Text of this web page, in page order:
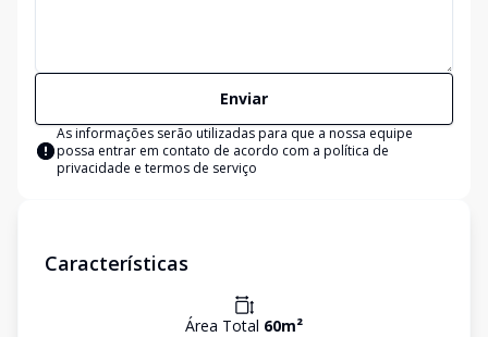
Enviar
As informações serão utilizadas para que a nossa equipe
possa entrar em contato de acordo com a política de
privacidade e termos de serviço
Características
Área Total 60m²